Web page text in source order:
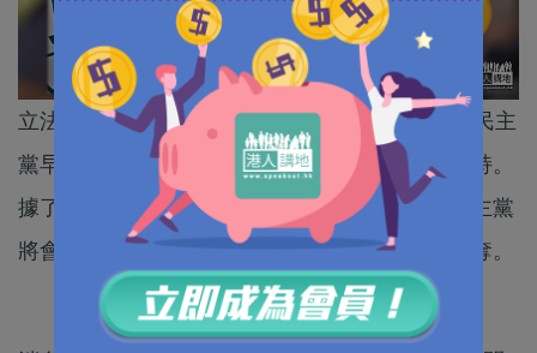
立法會換屆選舉下月19日舉行，未有派員參選的民主
黨早前接獲幾名「非建制派」候選人叩門尋求支持。
據了解，民主黨日前向相關候選人發出問卷，民主黨
將會召開特別中委會檢視候選人的回答，以作定奪。